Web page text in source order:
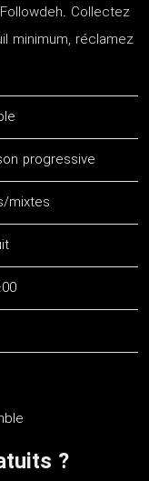
Collectez
minimum, réclamez
progressive
mixtes
?